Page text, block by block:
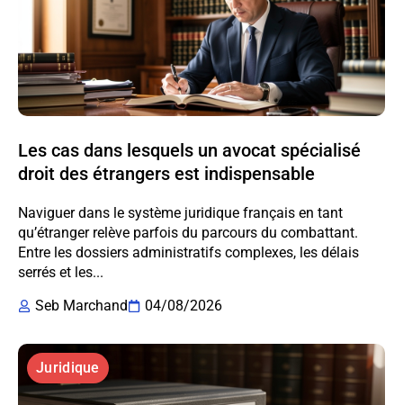
Les cas dans lesquels un avocat spécialisé
droit des étrangers est indispensable
Naviguer dans le système juridique français en tant
qu’étranger relève parfois du parcours du combattant.
Entre les dossiers administratifs complexes, les délais
serrés et les...
Seb Marchand
04/08/2026
Juridique